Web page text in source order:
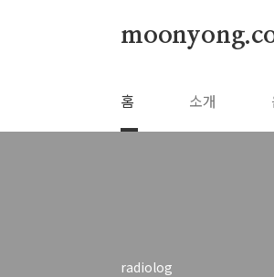
홈 소개
radiolog